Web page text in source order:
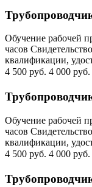
Обучение рабочей
часов
квалификации,
4 500 руб. 4 000 руб.
Обучение рабочей
часов
квалификации,
4 500 руб. 4 000 руб.